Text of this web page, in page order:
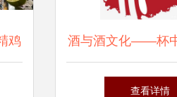
鸡
奇
酒与酒文化——杯
年礼赞
查看详情